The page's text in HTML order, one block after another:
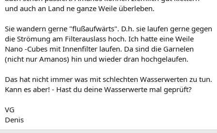
und auch an Land ne ganze Weile überleben.
Sie wandern gerne "flußaufwärts". D.h. sie laufen gerne gegen
die Strömung am Filterauslass hoch. Ich hatte eine Weile
Nano -Cubes mit Innenfilter laufen. Da sind die Garnelen
(nicht nur Amanos) hin und wieder dran hochgelaufen.
Das hat nicht immer was mit schlechten Wasserwerten zu tun.
Kann es aber! - Hast du deine Wasserwerte mal geprüft?
VG
Denis